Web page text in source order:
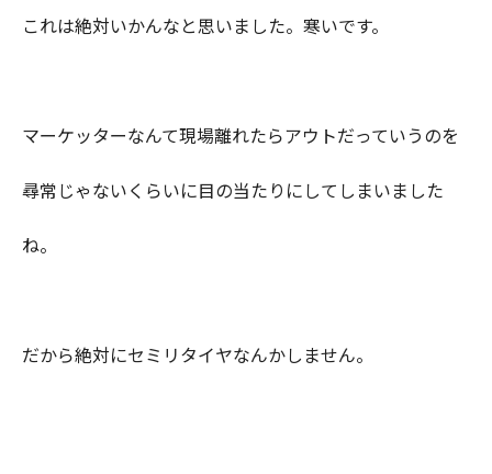
これは絶対いかんなと思いました。寒いです。
マーケッターなんて現場離れたらアウトだっていうのを
尋常じゃないくらいに目の当たりにしてしまいました
ね。
だから絶対にセミリタイヤなんかしません。